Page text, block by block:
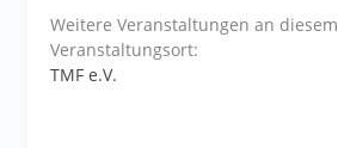
Weitere Veranstaltungen an diesem
Veranstaltungsort:
TMF e.V.